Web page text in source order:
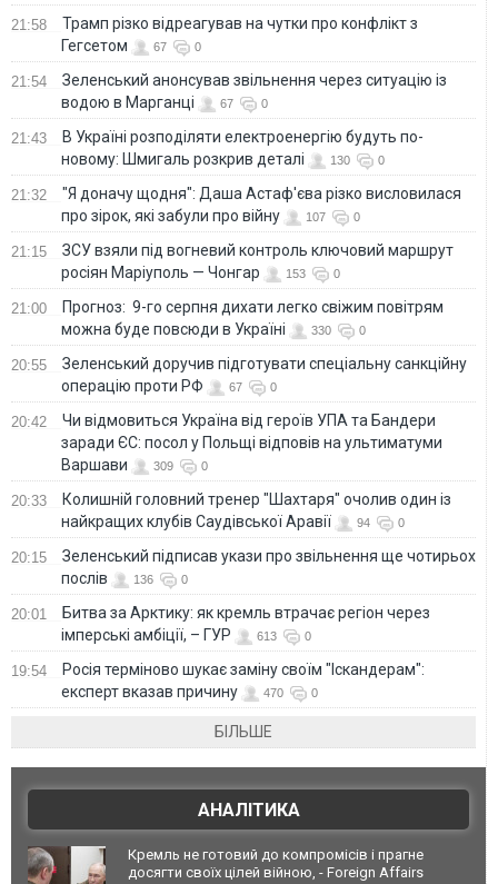
21:58
Трамп різко відреагував на чутки про конфлікт з
Гегсетом
67 0
21:54
Зеленський анонсував звільнення через ситуацію із
водою в Марганці
67 0
21:43
В Україні розподіляти електроенергію будуть по-
новому: Шмигаль розкрив деталі
130 0
21:32
"Я доначу щодня": Даша Астаф'єва різко висловилася
про зірок, які забули про війну
107 0
21:15
ЗСУ взяли під вогневий контроль ключовий маршрут
росіян Маріуполь — Чонгар
153 0
21:00
Прогноз: 9-го серпня дихати легко свіжим повітрям
можна буде повсюди в Україні
330 0
20:55
Зеленський доручив підготувати спеціальну санкційну
операцію проти РФ
67 0
20:42
Чи відмовиться Україна від героїв УПА та Бандери
заради ЄС: посол у Польщі відповів на ультиматуми
Варшави
309 0
20:33
Колишній головний тренер "Шахтаря" очолив один із
найкращих клубів Саудівської Аравії
94 0
20:15
Зеленський підписав укази про звільнення ще чотирьох
послів
136 0
20:01
Битва за Арктику: як кремль втрачає регіон через
імперські амбіції, – ГУР
613 0
19:54
Росія терміново шукає заміну своїм "Іскандерам":
експерт вказав причину
470 0
БІЛЬШЕ
АНАЛІТИКА
Кремль не готовий до компромісів і прагне
досягти своїх цілей війною, - Foreign Affairs